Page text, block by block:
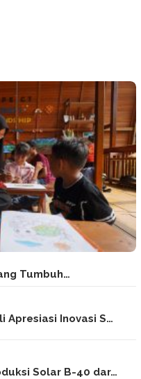
Tumbuh…
Apresiasi Inovasi S…
Solar B-40 dar…